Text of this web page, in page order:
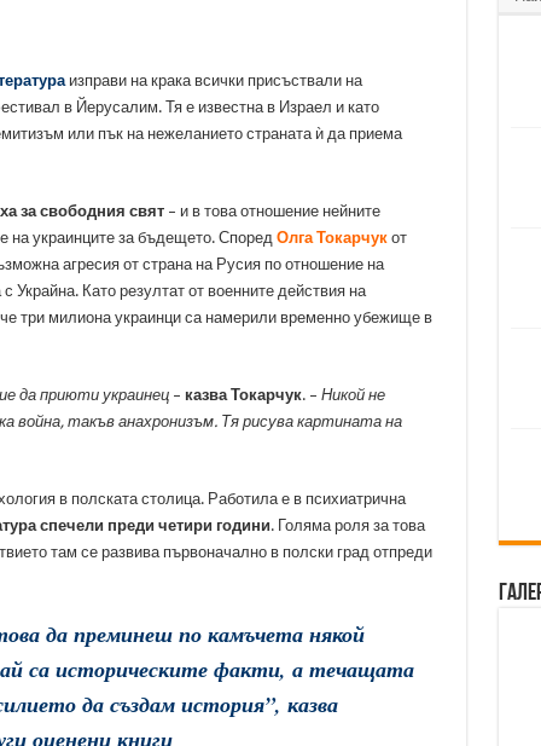
изправи на крака всички присъствали на
в Йерусалим. Тя е известна в Израел и като
или пък на нежеланието страната ѝ да приема
за свободния свят– и в това отношение нейните
на украинците за бъдещето. Според Олга Токарчукот
агресия от страна на Русия по отношение на
Украйна. Като резултат от военните действия на
три милиона украинци са намерили временно убежище в
да приюти украинец– казва Токарчук. – Никой не
война, такъв анахронизъм. Тя рисува картината на
в полската столица. Работила е в психиатрична
спечели преди четири години. Голяма роля за това
там се развива първоначално в полски град отпреди
да преминеш по камъчета някой
са историческите факти, а течащата
да създам история”, казва
оценени книги